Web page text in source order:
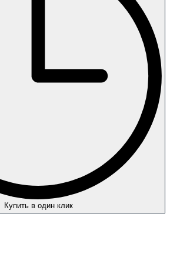
Купить в один клик